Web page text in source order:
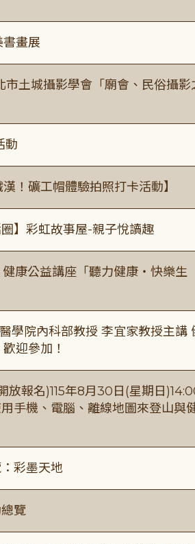
書畫展
市土城攝影學會「廟會、民俗攝影
動
！礦工帽體驗拍照打卡活動】
圈】彩虹故事屋-親子悅讀趣
健康公益講座「聽力健康・快樂生
學院內科部教授 李宜家教授主講
迎參加！
放報名)115年8月30日(星期日
手機、電腦、離線地圖來登山與
：彩墨天地
覽